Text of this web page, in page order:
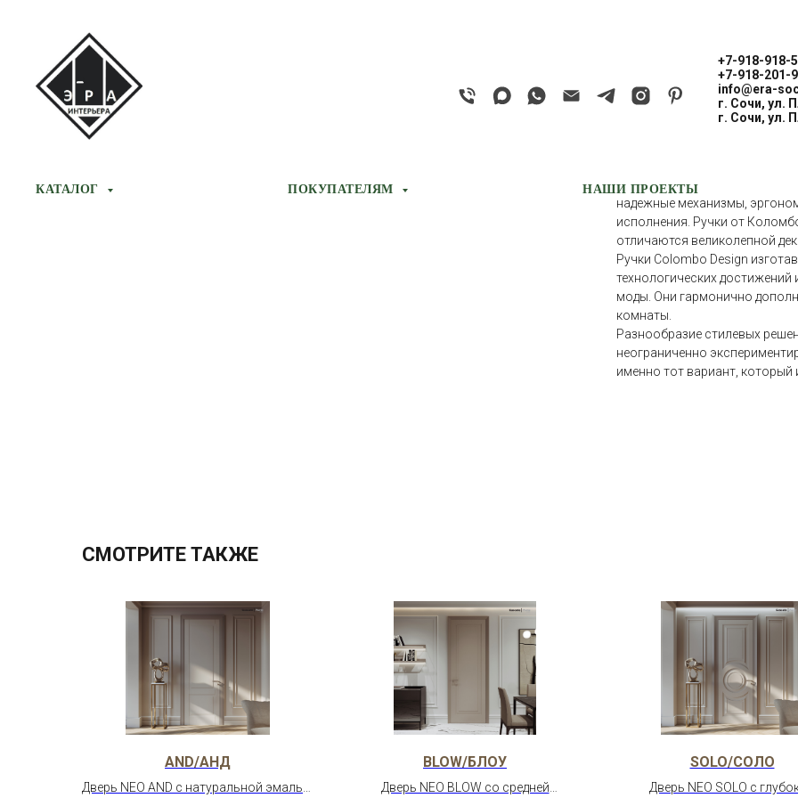
+7-918-918-
+7-918-201-
info@era-
г. Сочи, ул.
г. Сочи, ул.
КАТАЛОГ ПОКУПАТЕЛЯМ НАШИ ПРОЕКТЫ
COLOMBO
Дверные ручки Colombo
надежные механизмы,
исполнения. Ручки от
отличаются великолепной
Ручки Colombo Design
технологических
моды. Они гармонично
комнаты.
Разнообразие стилевых
неограниченно
именно тот вариант, который
СМОТРИТЕ ТАКЖЕ
AND/АНД
Дверь NEO AND с натуральной эмалью
BLOW/БЛОУ
Дверь NEO BLOW со средней
SOLO/СОЛО
Дверь NEO SOLO с